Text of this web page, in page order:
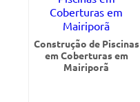
Construção de Piscinas
em Coberturas em
Mairiporã